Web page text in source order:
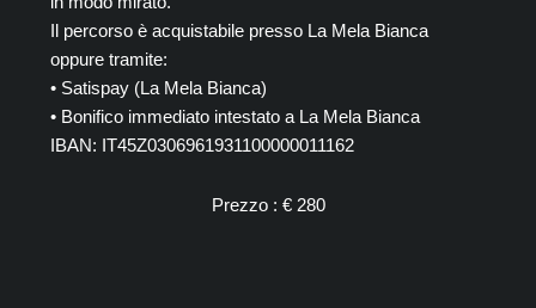
Il percorso è acquistabile presso La Mela Bianca
oppure tramite:
• Satispay (La Mela Bianca)
• Bonifico immediato intestato a La Mela Bianca
IBAN: IT45Z0306961931100000011162
Prezzo : € 280